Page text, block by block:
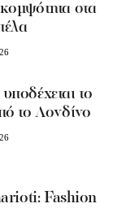
στα
το
το Λονδίνο
Fashion